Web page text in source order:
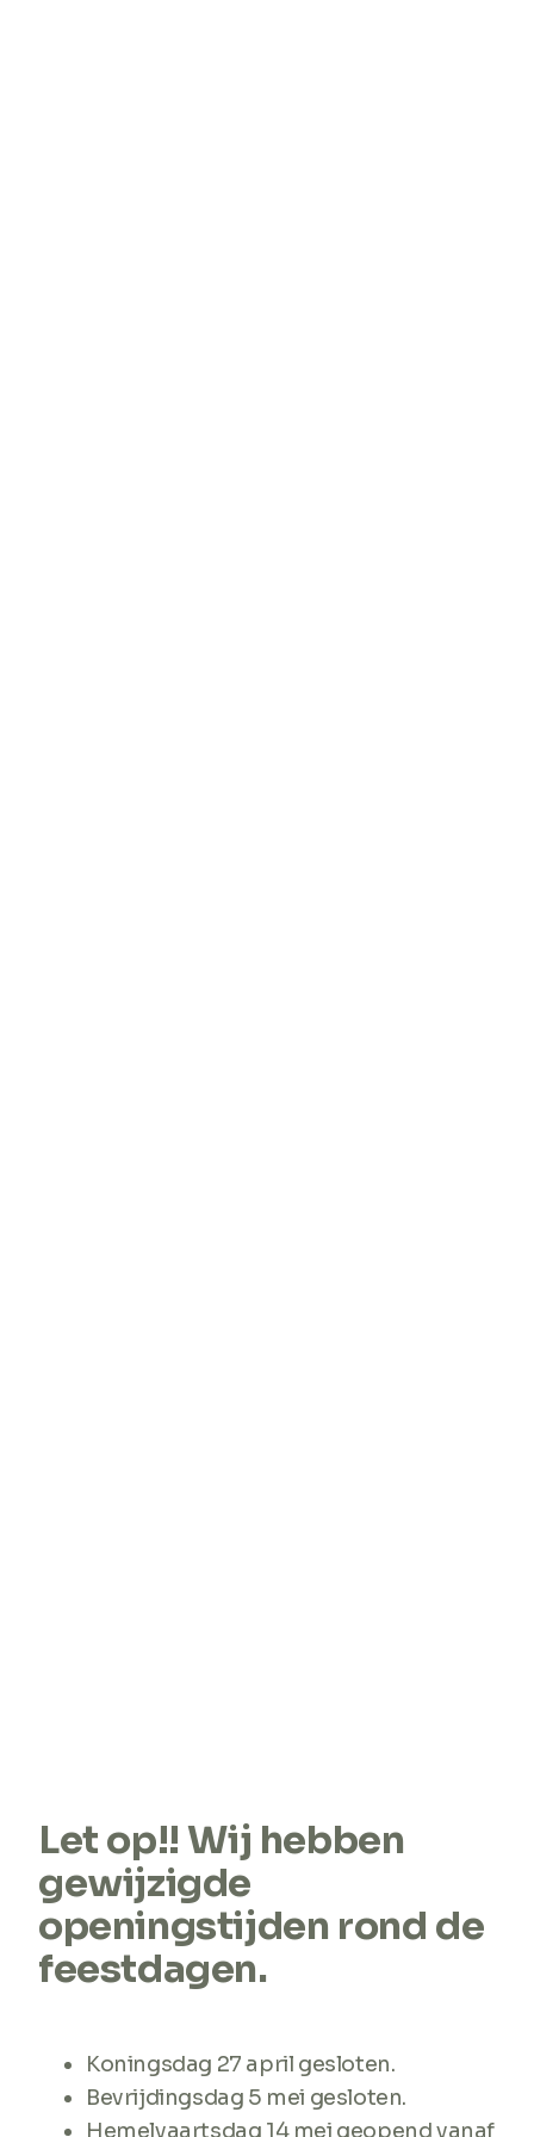
Let op!! Wij hebben
gewijzigde
openingstijden rond de
feestdagen.
Koningsdag 27 april gesloten.
Bevrijdingsdag 5 mei gesloten.
Hemelvaartsdag 14 mei geopend vanaf